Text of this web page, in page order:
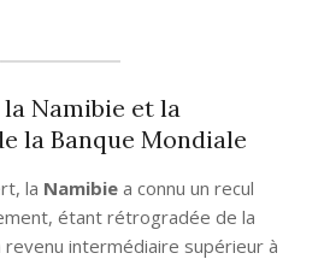
Namibie et la
la Banque Mondiale
la Namibie a connu un recul
étant rétrogradée de la
intermédiaire supérieur à